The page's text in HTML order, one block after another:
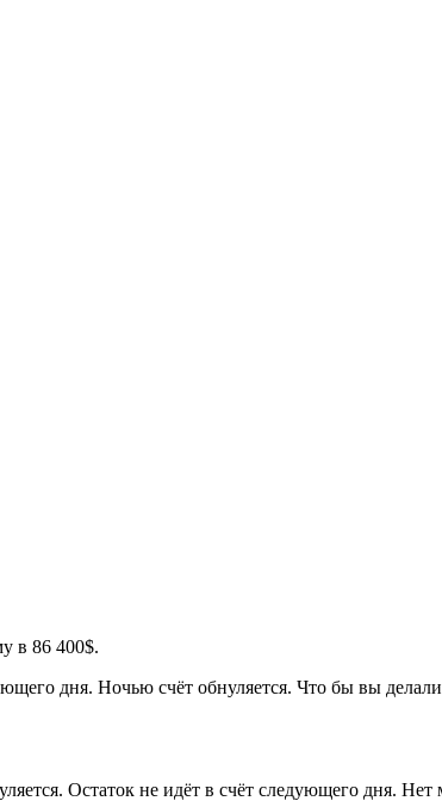
в 86 400$.
дня. Ночью счёт обнуляется. Что бы вы
Остаток не идёт в счёт следующего дня.